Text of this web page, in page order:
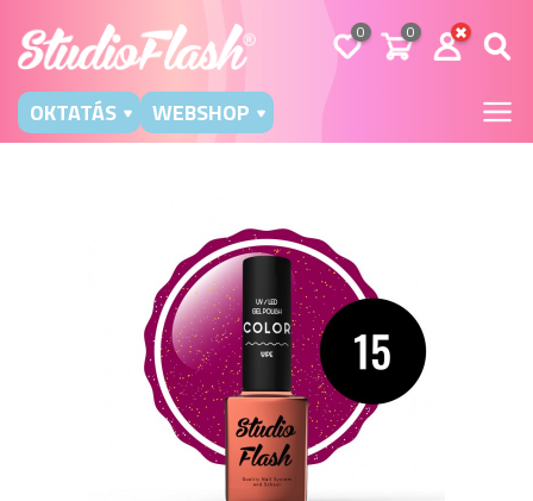
0 0
OKTATÁS WEBSHOP